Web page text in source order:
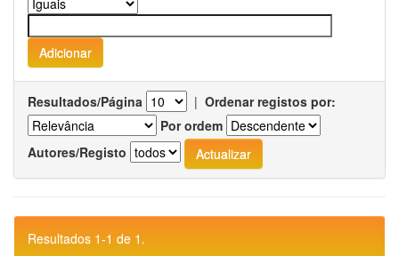
Resultados/Página | Ordenar registos por:
Por ordem
Autores/Registo
Resultados 1-1 de 1.